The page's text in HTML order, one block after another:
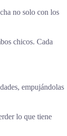
no solo con los
chicos. Cada
empujándolas
lo que tiene